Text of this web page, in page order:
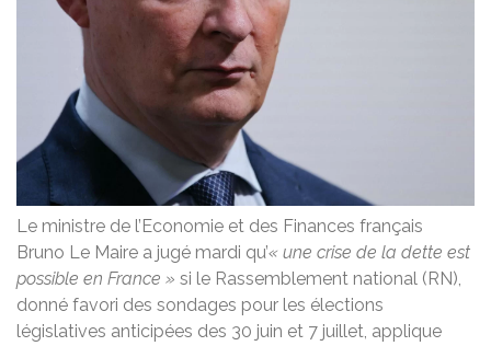
Le ministre de l’Economie et des Finances français
Bruno Le Maire a jugé mardi qu’« une crise de la dette est
possible en France » si le Rassemblement national (RN),
donné favori des sondages pour les élections
législatives anticipées des 30 juin et 7 juillet, applique